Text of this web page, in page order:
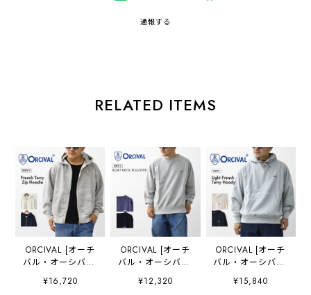
通報する
RELATED ITEMS
ORCIVAL [オーチ
バル・オーシバル]
M French Terry
Zip Hoodie [OR-
¥16,720
ORCIVAL [オーチ
バル・オーシバル]
M BOAT NECK
PULLOVER [OR-
¥12,320
ORCIVAL [オーチ
バル・オーシバル]
M Light French
Terry Hoody [OR-
¥15,840